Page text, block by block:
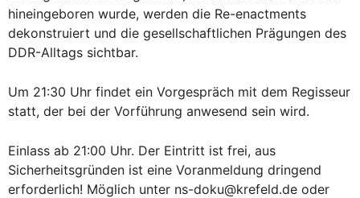
hineingeboren wurde, werden die Re-enactments
dekonstruiert und die gesellschaftlichen Prägungen des
DDR-Alltags sichtbar.
Um 21:30 Uhr findet ein Vorgespräch mit dem Regisseur
statt, der bei der Vorführung anwesend sein wird.
Einlass ab 21:00 Uhr. Der Eintritt ist frei, aus
Sicherheitsgründen ist eine Voranmeldung dringend
erforderlich! Möglich unter ns-doku@krefeld.de oder